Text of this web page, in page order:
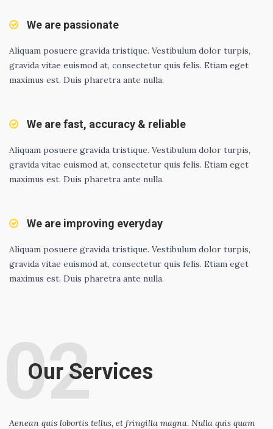
We are passionate
Aliquam posuere gravida tristique. Vestibulum dolor turpis,
gravida vitae euismod at, consectetur quis felis. Etiam eget
maximus est. Duis pharetra ante nulla.
We are fast, accuracy & reliable
Aliquam posuere gravida tristique. Vestibulum dolor turpis,
gravida vitae euismod at, consectetur quis felis. Etiam eget
maximus est. Duis pharetra ante nulla.
We are improving everyday
Aliquam posuere gravida tristique. Vestibulum dolor turpis,
gravida vitae euismod at, consectetur quis felis. Etiam eget
maximus est. Duis pharetra ante nulla.
02
Our Services
Aenean quis lobortis tellus, et fringilla magna. Nulla quis quam